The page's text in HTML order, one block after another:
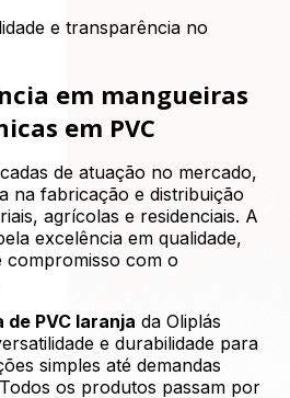
e transparência no
em mangueiras
em PVC
de atuação no mercado,
na fabricação e distribuição
agrícolas e residenciais. A
excelência em qualidade,
compromisso com o
de PVC laranja da Oliplás
e durabilidade para
simples até demandas
os produtos passam por